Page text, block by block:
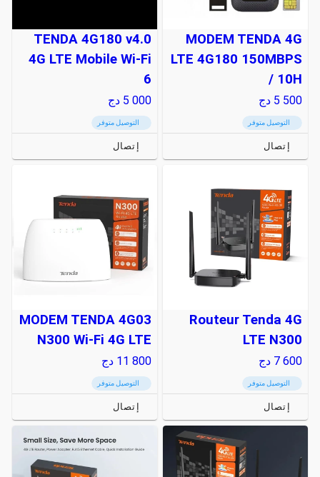
MODEM TENDA 4G
LTE 4G180 150MBPS
/ 10H
5 500 دج
التوصيل متوفر
إتصال
TENDA 4G180 v4.0
4G LTE Mobile Wi-Fi
6
5 000 دج
التوصيل متوفر
إتصال
Routeur Tenda 4G
LTE N300
7 600 دج
التوصيل متوفر
إتصال
MODEM TENDA 4G03
N300 Wi-Fi 4G LTE
11 800 دج
التوصيل متوفر
إتصال